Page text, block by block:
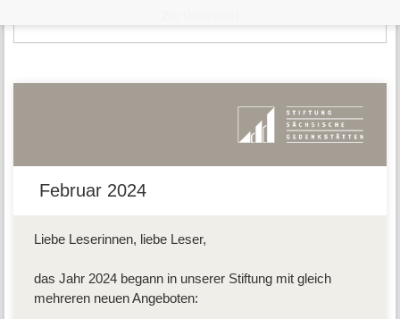
Februar 2024
Liebe Leserinnen, liebe Leser,
das Jahr 2024 begann in unserer Stiftung mit gleich
mehreren neuen Angeboten: